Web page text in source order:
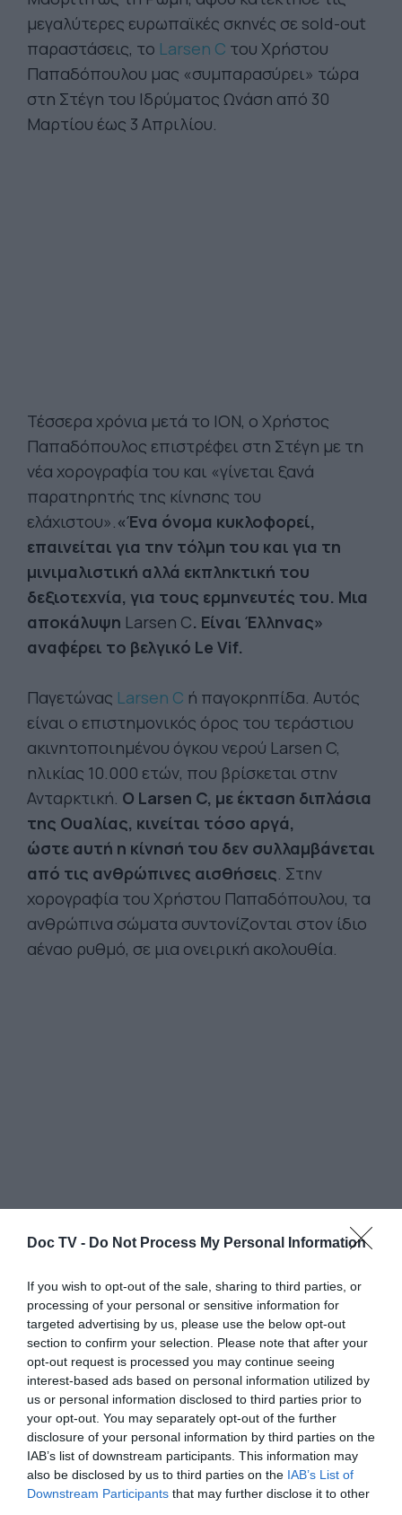
Doc TV - Do Not Process My Personal Information
If you wish to opt-out of the sale, sharing to third parties, or
processing of your personal or sensitive information for
targeted advertising by us, please use the below opt-out
section to confirm your selection. Please note that after your
opt-out request is processed you may continue seeing
interest-based ads based on personal information utilized by
us or personal information disclosed to third parties prior to
your opt-out. You may separately opt-out of the further
disclosure of your personal information by third parties on the
IAB’s list of downstream participants. This information may
also be disclosed by us to third parties on the IAB’s List of
Downstream Participants that may further disclose it to other
μεγαλύτερες ευρωπαϊκές σκηνές σε sold-out
παραστάσεις, το Larsen C του Χρήστου
Παπαδόπουλου μας «συμπαρασύρει» τώρα
στη Στέγη του Ιδρύματος Ωνάση από 30
Μαρτίου έως 3 Απριλίου.
Τέσσερα χρόνια μετά το ΙΟΝ, ο Χρήστος
Παπαδόπουλος επιστρέφει στη Στέγη με τη
νέα χορογραφία του και «γίνεται ξανά
παρατηρητής της κίνησης του
ελάχιστου».«Ένα όνομα κυκλοφορεί,
επαινείται για την τόλμη του και για τη
μινιμαλιστική αλλά εκπληκτική του
δεξιοτεχνία, για τους ερμηνευτές του. Μια
αποκάλυψη Larsen C. Είναι Έλληνας»
αναφέρει το βελγικό Le Vif.
Παγετώνας Larsen C ή παγοκρηπίδα. Αυτός
είναι ο επιστημονικός όρος του τεράστιου
ακινητοποιημένου όγκου νερού Larsen C,
ηλικίας 10.000 ετών, που βρίσκεται στην
Ανταρκτική. Ο Larsen C, με έκταση διπλάσια
της Ουαλίας, κινείται τόσο αργά,
ώστε αυτή η κίνησή του δεν συλλαμβάνεται
από τις ανθρώπινες αισθήσεις. Στην
χορογραφία του Χρήστου Παπαδόπουλου, τα
ανθρώπινα σώματα συντονίζονται στον ίδιο
αέναο ρυθμό, σε μια ονειρική ακολουθία.
«Μια εμπειρία μοναδική, σαν διαλογισμός»,
εκπέμποντας φως», «τρελά ακριβής,
διαολεμένα δυνατός και παρ’ όλα αυτά
σχεδόν άπιαστος, αυτός ο χορός
αιχμαλωτίζει και συγχρόνως απελευθερώνει
το βλέμμα», «συναρπαστικό, με δυνατές,
συνταρακτικές, απατηλές εικόνες». Αυτά
είναι μερικά από τα σχόλια που γράφονται
στον ευρωπαϊκό Τύπο για την παραγωγή της
Στέγης που περιοδεύει στην Ευρώπη.